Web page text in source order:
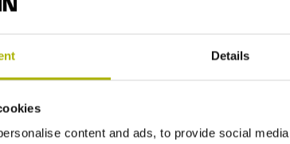
Details
content and ads, to provide social